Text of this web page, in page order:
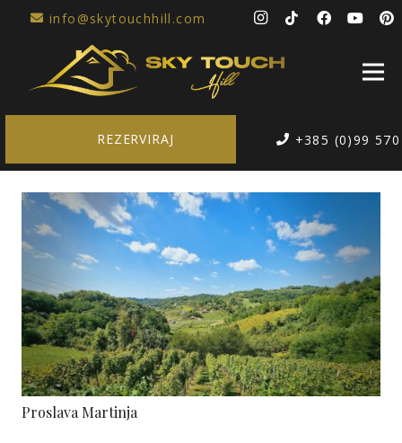
info@skytouchhill.com
REZERVIRAJ +385 (0)99
Proslava Martinja